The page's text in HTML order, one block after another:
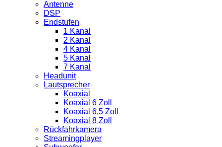
Antenne
DSP
Endstufen
1 Kanal
2 Kanal
4 Kanal
5 Kanal
7 Kanal
Headunit
Lautsprecher
Koaxial
Koaxial 6 Zoll
Koaxial 6,5 Zoll
Koaxial 8 Zoll
Rückfahrkamera
Streamingplayer